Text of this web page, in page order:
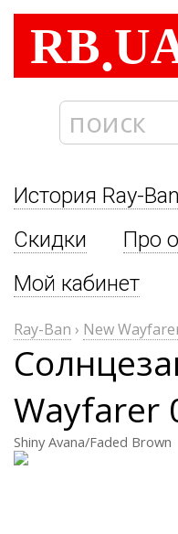
RB.
История Ray-Ban
Скидки
Про
Мой кабинет
Ray-Ban › New
Wayfarer
Shiny Avana/Faded Brown